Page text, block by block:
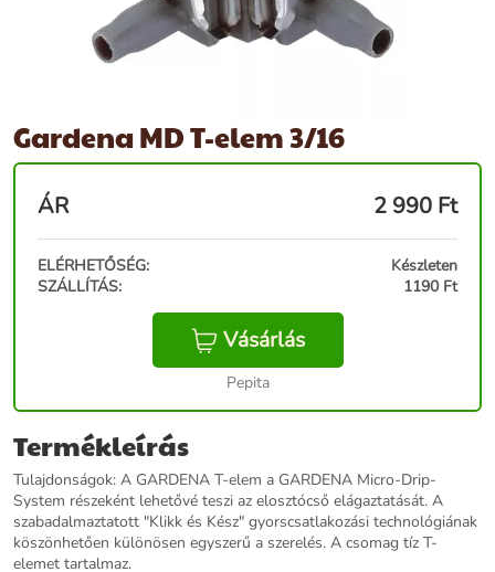
Gardena MD T-elem 3/16
ÁR 2 990 Ft
ELÉRHETŐSÉG:
Készleten
SZÁLLÍTÁS:
1190 Ft
Vásárlás
Pepita
Termékleírás
Tulajdonságok: A GARDENA T-elem a GARDENA Micro-Drip-
System részeként lehetővé teszi az elosztócső elágaztatását. A
szabadalmaztatott "Klikk és Kész" gyorscsatlakozási technológiának
köszönhetően különösen egyszerű a szerelés. A csomag tíz T-
elemet tartalmaz.